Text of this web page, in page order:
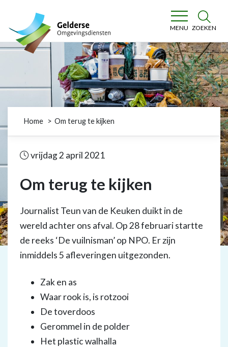
Gelderse Omgevingsdiensten
MENU ZOEKEN
Home Om terug te kijken
vrijdag 2 april 2021
Om terug te kijken
Journalist Teun van de Keuken duikt in de
wereld achter ons afval. Op 28 februari startte
de reeks ‘De vuilnisman’ op NPO. Er zijn
inmiddels 5 afleveringen uitgezonden.
Zak en as
Waar rook is, is rotzooi
De toverdoos
Gerommel in de polder
Het plastic walhalla